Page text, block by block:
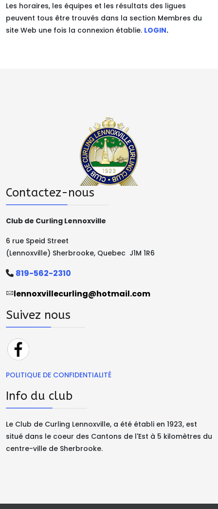
Les horaires, les équipes et les résultats des ligues
peuvent tous être trouvés dans la section Membres du
site Web une fois la connexion établie. LOGIN.
Contactez-nous
Club de Curling Lennoxville
6 rue Speid Street
(Lennoxville) Sherbrooke, Quebec J1M 1R6
819-562-2310
lennoxvillecurling@hotmail.com
Suivez nous
POLITIQUE DE CONFIDENTIALITÉ
Info du club
Le Club de Curling Lennoxville, a été établi en 1923, est
situé dans le coeur des Cantons de l'Est à 5 kilomètres du
centre-ville de Sherbrooke.